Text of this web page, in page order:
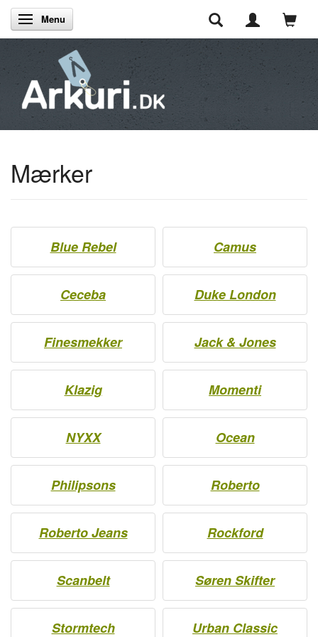
Skifte navigation
Menu
Mærker
Blue Rebel Camus
Ceceba Duke London
Finesmekker Jack & Jones
Klazig Momenti
NYXX Ocean
Philipsons Roberto
Roberto Jeans Rockford
Scanbelt Søren Skifter
Stormtech Urban Classic